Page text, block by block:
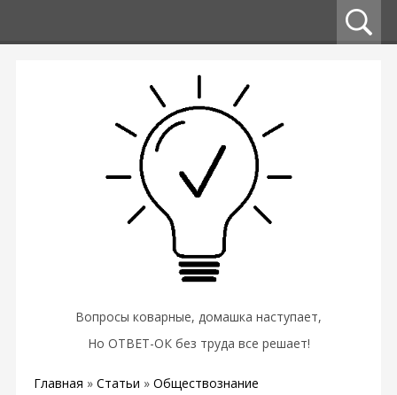
Вопросы коварные, домашка наступает,
Но ОТВЕТ-ОК без труда все решает!
Главная » Статьи » Обществознание